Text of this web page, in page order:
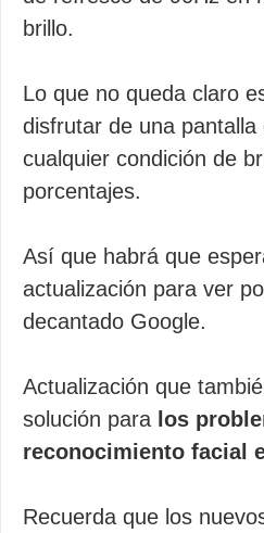
brillo.
Lo que no queda claro
disfrutar de una pantalla
cualquier condición de
porcentajes.
Así que habrá que
actualización para ver
decantado Google.
Actualización que
solución para los
reconocimiento facial
Recuerda que los